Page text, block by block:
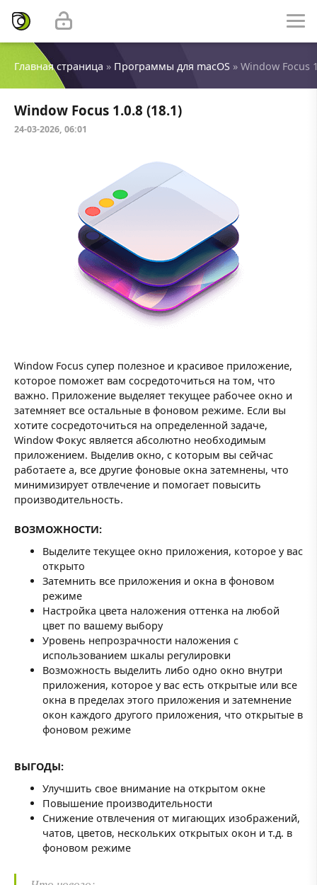
Главная страница » Программы для macOS » Window Focus
Window Focus 1.0.8 (18.1)
24-03-2026, 06:01
Window Focus супер полезное и красивое приложение,
которое поможет вам сосредоточиться на том, что
важно. Приложение выделяет текущее рабочее окно и
затемняет все остальные в фоновом режиме. Если вы
хотите сосредоточиться на определенной задаче,
Window Фокус является абсолютно необходимым
приложением. Выделив окно, с которым вы сейчас
работаете а, все другие фоновые окна затемнены, что
минимизирует отвлечение и помогает повысить
производительность.
ВОЗМОЖНОСТИ:
Выделите текущее окно приложения, которое у вас
открыто
Затемнить все приложения и окна в фоновом
режиме
Настройка цвета наложения оттенка на любой
цвет по вашему выбору
Уровень непрозрачности наложения с
использованием шкалы регулировки
Возможность выделить либо одно окно внутри
приложения, которое у вас есть открытые или все
окна в пределах этого приложения и затемнение
окон каждого другого приложения, что открытые в
фоновом режиме
ВЫГОДЫ:
Улучшить свое внимание на открытом окне
Повышение производительности
Снижение отвлечения от мигающих изображений,
чатов, цветов, нескольких открытых окон и т.д. в
фоновом режиме